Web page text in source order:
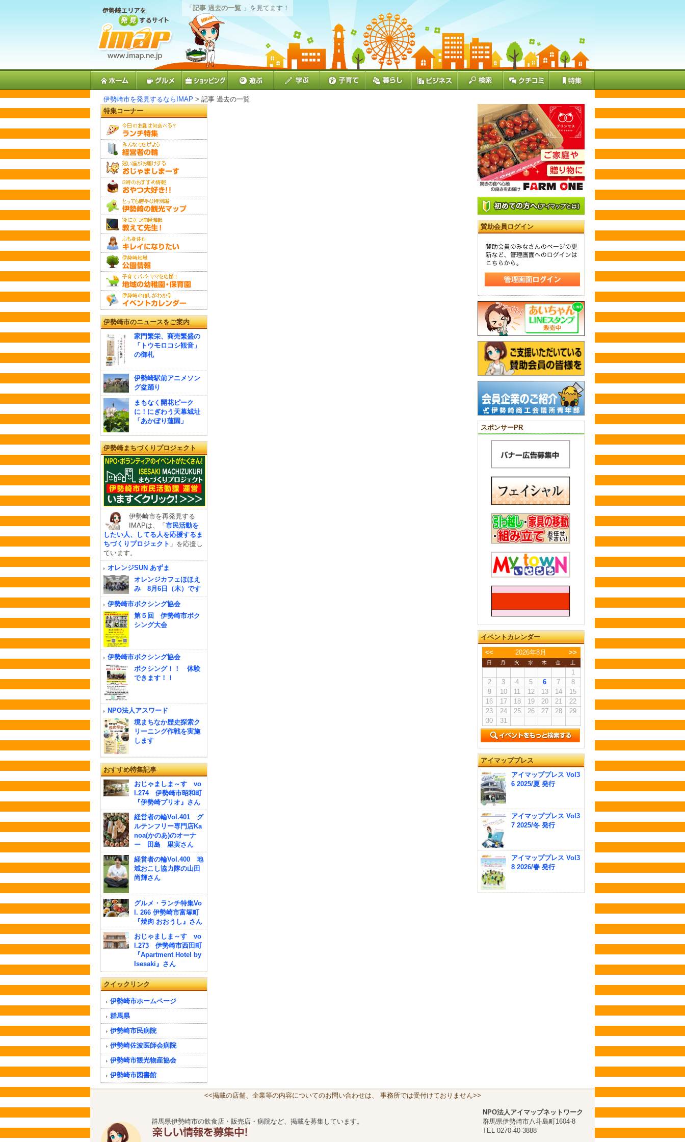
「記事 過去の一覧 」を見てます！
伊勢崎市を発見するならIMAP > 記事 過去の一覧
特集コーナー
伊勢崎市のニュースをご案内
家門繁栄、商売繁盛の
「トウモロコシ観音」
の御札
伊勢崎駅前アニメソン
グ盆踊り
まもなく開花ピーク
に！にぎわう天幕城址
「あかぼり蓮園」
伊勢崎まちづくりプロジェクト
伊勢崎市を再発見する
IMAPは、「市民活動を
したい人、してる人を応援するま
ちづくりプロジェクト 」を応援し
ています。
オレンジSUN あずま
オレンジカフェほほえ
み 8月6日（木）です
伊勢崎市ボクシング協会
第５回 伊勢崎市ボク
シング大会
伊勢崎市ボクシング協会
ボクシング！！ 体験
できます！！
NPO法人アスワード
境まちなか歴史探索ク
リーニング作戦を実施
します
おすすめ特集記事
おじゃましま～す vo
l.274 伊勢崎市昭和町
『伊勢崎プリオ』さん
経営者の輪Vol.401 グ
ルテンフリー専門店Ka
noa(かのあ)のオーナ
ー 田島 里実さん
経営者の輪Vol.400 地
域おこし協力隊の山田
尚輝さん
グルメ・ランチ特集Vo
l. 266 伊勢崎市富塚町
『焼肉 おおうし』さん
おじゃましま～す vo
l.273 伊勢崎市西田町
『Apartment Hotel by
Isesaki』さん
クイックリンク
伊勢崎市ホームページ
群馬県
伊勢崎市民病院
伊勢崎佐波医師会病院
伊勢崎市観光物産協会
伊勢崎市図書館
賛助会員ログイン
スポンサーPR
イベントカレンダー
<<
2026年8月 >>
日 月 火 水 木 金 土
1
2
3 4 5 6 7
8
9
10 11 12 13 14
15
16
17 18 19 20 21
22
23
24 25 26 27 28
29
30
31
アイマッププレス
アイマッププレス Vol3
6 2025/夏 発行
アイマッププレス Vol3
7 2025/冬 発行
アイマッププレス Vol3
8 2026/春 発行
<<掲載の店舗、企業等の内容についてのお問い合わせは、 事務所では受付けておりません>>
群馬県伊勢崎市の飲食店・販売店・病院など、掲載を募集しています。
NPO法人アイマップネットワーク
群馬県伊勢崎市八斗島町1604-8
TEL 0270-40-3888